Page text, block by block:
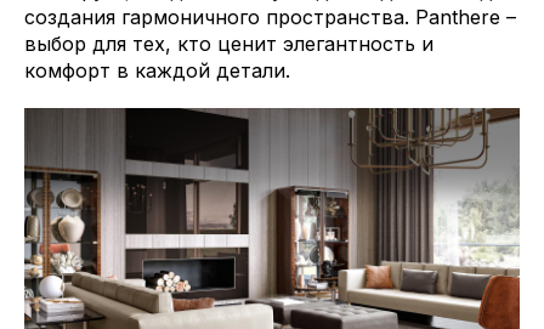
создания гармоничного пространства. Panthere –
выбор для тех, кто ценит элегантность и
комфорт в каждой детали.